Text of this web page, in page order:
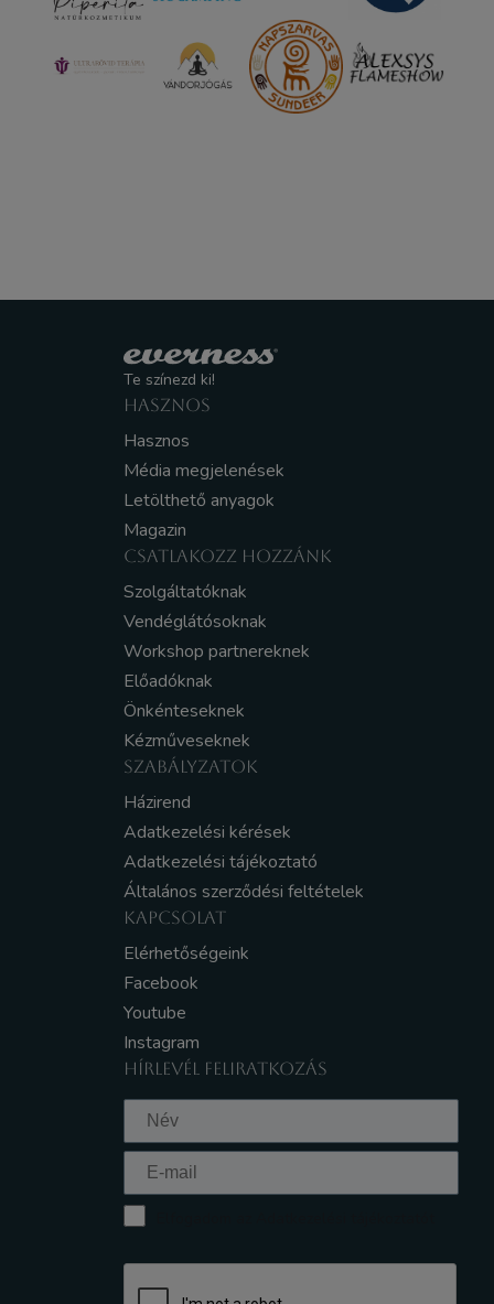
Te színezd ki!
HASZNOS
Hasznos
Média megjelenések
Letölthető anyagok
Magazin
CSATLAKOZZ HOZZÁNK
Szolgáltatóknak
Vendéglátósoknak
Workshop partnereknek
Előadóknak
Önkénteseknek
Kézműveseknek
SZABÁLYZATOK
Házirend
Adatkezelési kérések
Adatkezelési tájékoztató
Általános szerződési feltételek
KAPCSOLAT
Elérhetőségeink
Facebook
Youtube
Instagram
HÍRLEVÉL FELIRATKOZÁS